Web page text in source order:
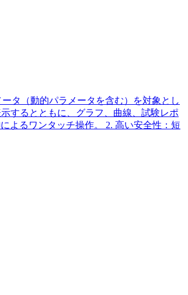
タ（動的パラメータを含む）を対象とし
するとともに、グラフ、曲線、試験レポ
よるワンタッチ操作。 2. 高い安全性：短